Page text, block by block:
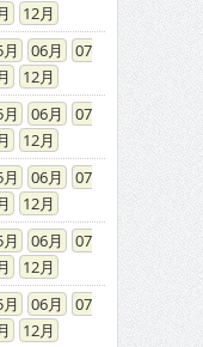
12
06
07
12
06
07
12
06
07
12
06
07
12
06
07
12